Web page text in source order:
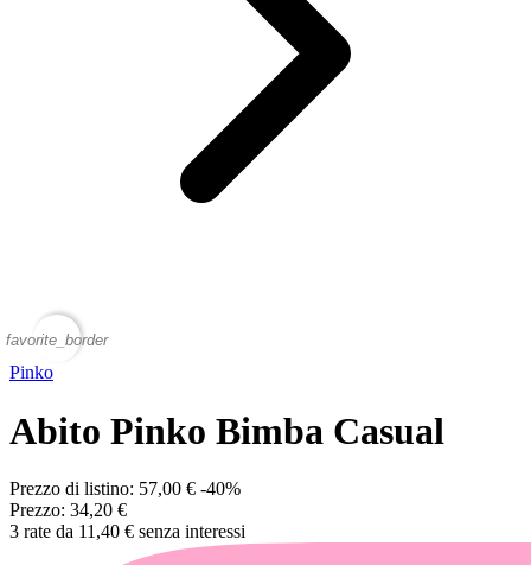
favorite_border
Pinko
Abito Pinko Bimba Casual
Prezzo di listino: 57,00 € -40%
Prezzo: 34,20 €
3 rate da 11,40 € senza interessi